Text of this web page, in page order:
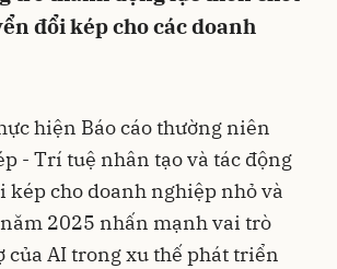
đổi kép cho các doanh
hiện Báo cáo thường niên
- Trí tuệ nhân tạo và tác động
kép cho doanh nghiệp nhỏ và
2025 nhấn mạnh vai trò
của AI trong xu thế phát triển